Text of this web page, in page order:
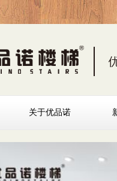
关于优品诺